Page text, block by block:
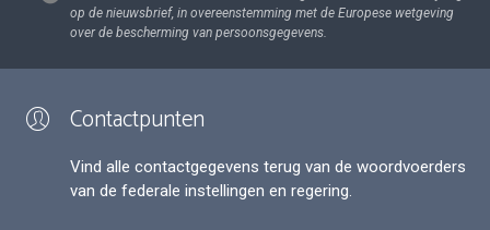
op de nieuwsbrief, in overeenstemming met de Europese wetgeving
over de bescherming van persoonsgegevens.
Contactpunten
Vind alle contactgegevens terug van de woordvoerders
van de federale instellingen en regering.